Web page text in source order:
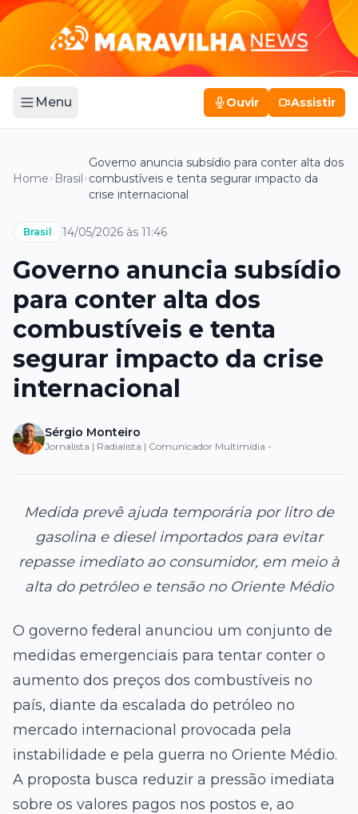
Menu Ouvir Assistir
Home Brasil
Governo anuncia subsídio para conter alta dos
combustíveis e tenta segurar impacto da
crise internacional
Brasil 14/05/2026 às 11:46
Governo anuncia subsídio
para conter alta dos
combustíveis e tenta
segurar impacto da crise
internacional
Sérgio Monteiro
Jornalista | Radialista | Comunicador Multimídia -
Medida prevê ajuda temporária por litro de
gasolina e diesel importados para evitar
repasse imediato ao consumidor, em meio à
alta do petróleo e tensão no Oriente Médio
O governo federal anunciou um conjunto de
medidas emergenciais para tentar conter o
aumento dos preços dos combustíveis no
país, diante da escalada do petróleo no
mercado internacional provocada pela
instabilidade e pela guerra no Oriente Médio.
A proposta busca reduzir a pressão imediata
sobre os valores pagos nos postos e, ao